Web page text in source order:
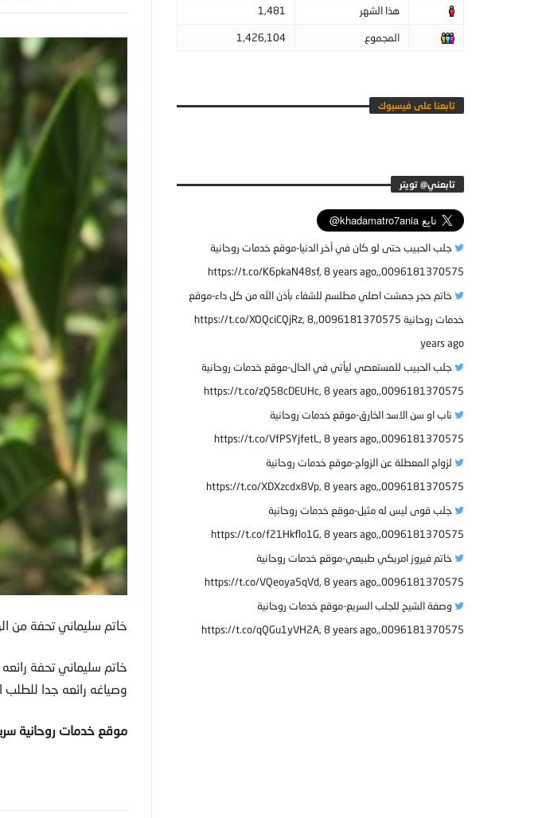
خاتم سليماني تحفة من
خاتم سليماني تحفة رائعه
وصياغه رائعه جدا للطلب
موقع خدمات روحانية
هذا الشهر 1,481
المجموع 1,426,104
تابعنا على فيسبوك
جلب الحبيب حتى لو كان في أخر الدنيا-موقع خدمات روحانية
0096181370575,,https://t.co/K6pkaN48sf,
8 years ago
خاتم حجر جمشت اصلي مطلسم للشفاء بأذن الله من كل داء-موقع
خدمات روحانية 0096181370575,,https://t.co/XOQciCQjRz,
8
years ago
جلب الحبيب للمستعصي ليأتي في الحال-موقع خدمات روحانية
0096181370575,,https://t.co/zQ58cDEUHc,
8 years ago
ناب او سن الاسد الخارق-موقع خدمات روحانية
0096181370575,,https://t.co/VfPSYjfetL,
8 years ago
لزواج المعطلة عن الزواج-موقع خدمات روحانية
0096181370575,,https://t.co/XDXzcdx8Vp,
8 years ago
جلب قوى ليس له مثيل-موقع خدمات روحانية
0096181370575,,https://t.co/f21Hkflo1G,
8 years ago
خاتم فيروز امريكي طبيعي-موقع خدمات روحانية
0096181370575,,https://t.co/VQeoya5qVd,
8 years ago
وصفة الشيح للجلب السريع-موقع خدمات روحانية
0096181370575,,https://t.co/qQGu1yVH2A,
8 years ago